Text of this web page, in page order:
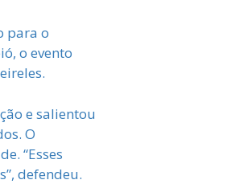
para o
o evento
e salientou
. O
“Esses
defendeu.